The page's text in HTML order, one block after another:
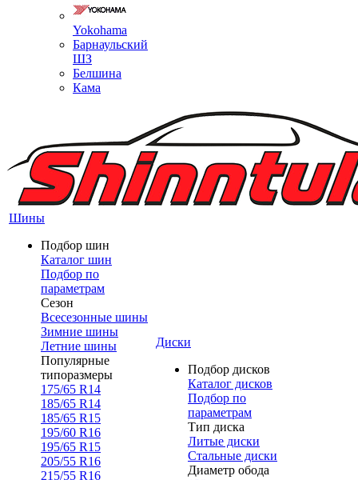
Yokohama
Барнаульский
ШЗ
Белшина
Кама
Шины
Подбор шин
Каталог шин
Подбор по
параметрам
Сезон
Всесезонные шины
Зимние шины
Летние шины
Популярные
типоразмеры
175/65 R14
185/65 R14
185/65 R15
195/60 R16
195/65 R15
205/55 R16
215/55 R16
Диски
Подбор дисков
Каталог дисков
Подбор по
параметрам
Тип диска
Литые диски
Стальные диски
Диаметр обода